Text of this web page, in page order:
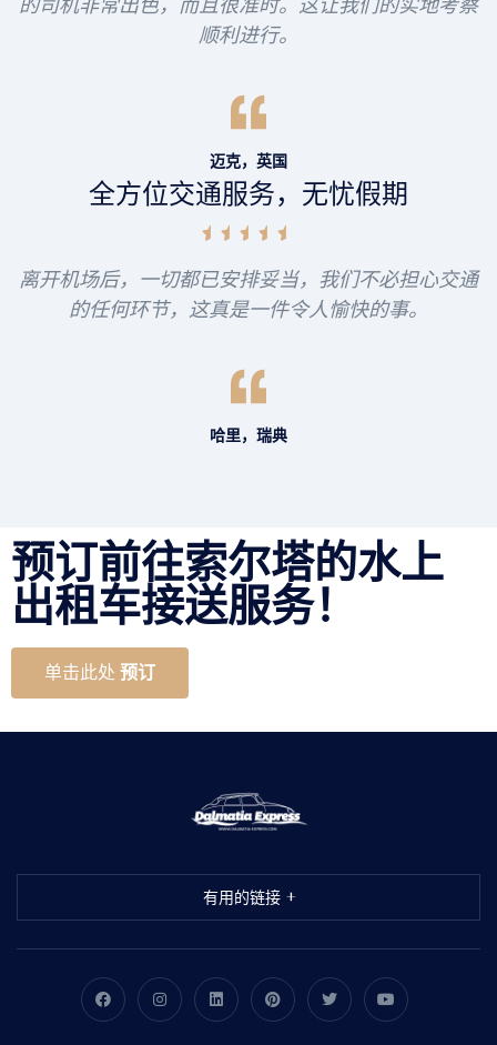
顺利进行。
迈克，英国
全方位交通服务，无忧假期
离开机场后，一切都已安排妥当，我们不必担心交通
的任何环节，这真是一件令人愉快的事。
哈里，瑞典
预订前往索尔塔的水上
出租车接送服务！
单击此处 预订
有用的链接